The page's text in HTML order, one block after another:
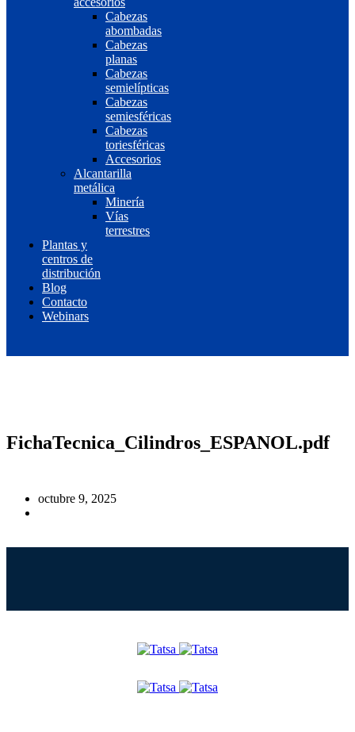
Cabezas
abombadas
Cabezas
planas
Cabezas
semielípticas
Cabezas
semiesféricas
Cabezas
toriesféricas
Accesorios
Alcantarilla
metálica
Minería
Vías
terrestres
Plantas y
centros de
distribución
Blog
Contacto
Webinars
FichaTecnica_Cilindros_ESPANOL.pdf
octubre 9, 2025